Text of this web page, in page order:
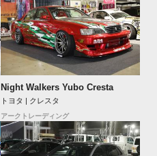
Night Walkers Yubo Cresta
トヨタ | クレスタ
アークトレーディング